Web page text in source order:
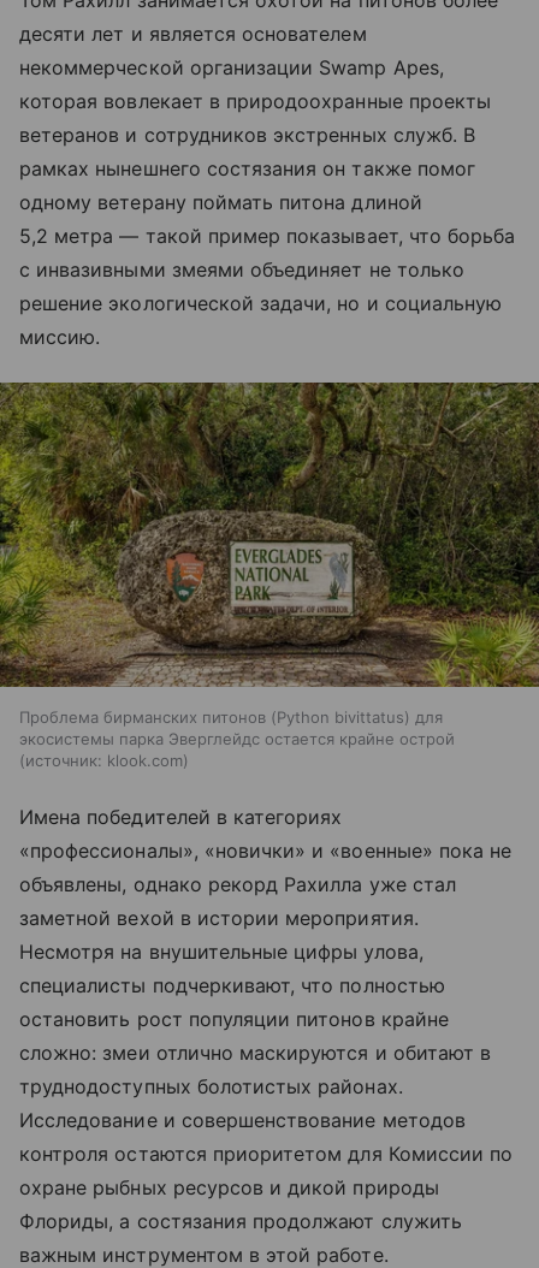
десяти лет и является основателем
некоммерческой организации Swamp Apes,
которая вовлекает в природоохранные проекты
ветеранов и сотрудников экстренных служб. В
рамках нынешнего состязания он также помог
одному ветерану поймать питона длиной
5,2 метра — такой пример показывает, что борьба
с инвазивными змеями объединяет не только
решение экологической задачи, но и социальную
миссию.
Проблема бирманских питонов (Python bivittatus) для
экосистемы парка Эверглейдс остается крайне острой
источник: klook.com
Имена победителей в категориях
«профессионалы», «новички» и «военные» пока не
объявлены, однако рекорд Рахилла уже стал
заметной вехой в истории мероприятия.
Несмотря на внушительные цифры улова,
специалисты подчеркивают, что полностью
остановить рост популяции питонов крайне
сложно: змеи отлично маскируются и обитают в
труднодоступных болотистых районах.
Исследование и совершенствование методов
контроля остаются приоритетом для Комиссии по
охране рыбных ресурсов и дикой природы
Флориды, а состязания продолжают служить
важным инструментом в этой работе.